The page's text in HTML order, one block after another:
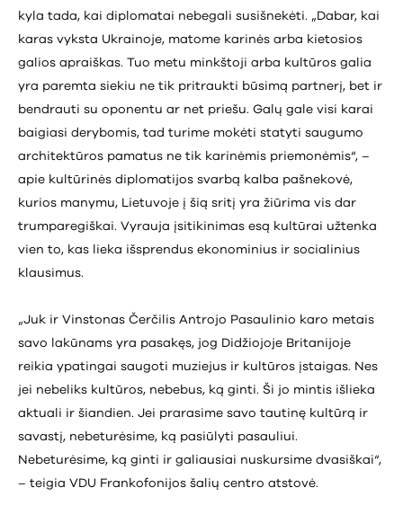
kyla tada, kai diplomatai nebegali susišnekėti. „Dabar, kai
karas vyksta Ukrainoje, matome karinės arba kietosios
galios apraiškas. Tuo metu minkštoji arba kultūros galia
yra paremta siekiu ne tik pritraukti būsimą partnerį, bet ir
bendrauti su oponentu ar net priešu. Galų gale visi karai
baigiasi derybomis, tad turime mokėti statyti saugumo
architektūros pamatus ne tik karinėmis priemonėmis“, –
apie kultūrinės diplomatijos svarbą kalba pašnekovė,
kurios manymu, Lietuvoje į šią sritį yra žiūrima vis dar
trumparegiškai. Vyrauja įsitikinimas esą kultūrai užtenka
vien to, kas lieka išsprendus ekonominius ir socialinius
klausimus.
„Juk ir Vinstonas Čerčilis Antrojo Pasaulinio karo metais
savo lakūnams yra pasakęs, jog Didžiojoje Britanijoje
reikia ypatingai saugoti muziejus ir kultūros įstaigas. Nes
jei nebeliks kultūros, nebebus, ką ginti. Ši jo mintis išlieka
aktuali ir šiandien. Jei prarasime savo tautinę kultūrą ir
savastį, nebeturėsime, ką pasiūlyti pasauliui.
Nebeturėsime, ką ginti ir galiausiai nuskursime dvasiškai“,
– teigia VDU Frankofonijos šalių centro atstovė.